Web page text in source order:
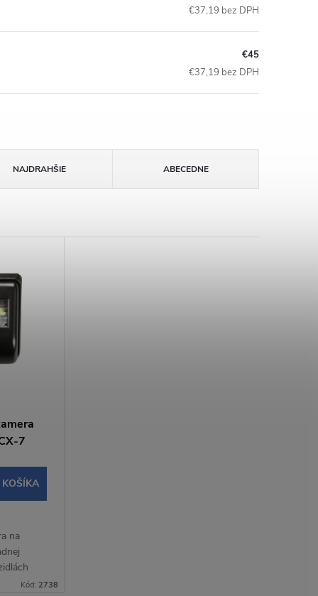
€37,19 bez DPH
€45
€37,19 bez DPH
NAJDRAHŠIE ABECEDNE
7
na
LEDKód: 2738